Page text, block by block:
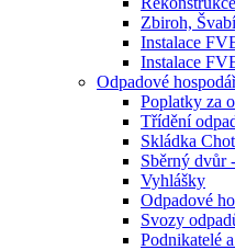
Zbiroh,
Instalace
Instalace
Odpadové
Poplatky za
Třídění
Skládka
Sběrný dvůr
Vyhlášky
Odpadové
Svozy
Podnikatelé